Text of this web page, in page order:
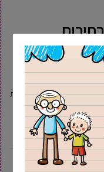
אני
ובאות, התקיים באולפנת אמית גבעת
י-י"ב ושל נציגי